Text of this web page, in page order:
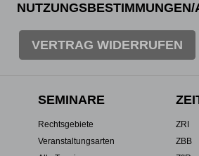
NUTZUNGSBESTIMMUNGEN/
VERTRAG WIDERRUFEN
SEMINARE
Rechtsgebiete
Veranstaltungsarten
ZRI
ZBB